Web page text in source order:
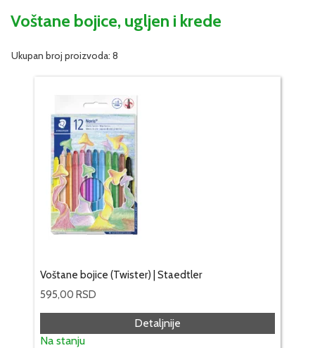
Voštane bojice, ugljen i krede
Ukupan broj proizvoda: 8
Voštane bojice (Twister) | Staedtler
595,00 RSD
Detaljnije
Na stanju